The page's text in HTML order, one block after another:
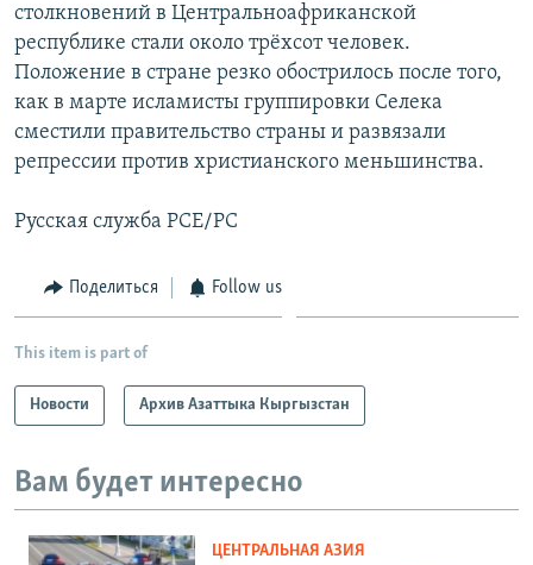
столкновений в Центральноафриканской
республике стали около трёхсот человек.
Положение в стране резко обострилось после того,
как в марте исламисты группировки Селека
сместили правительство страны и развязали
репрессии против христианского меньшинства.
Русская служба РСЕ/РС
Поделиться Follow us
This item is part of
Новости Архив Азаттыка Кыргызстан
Вам будет интересно
ЦЕНТРАЛЬНАЯ АЗИЯ